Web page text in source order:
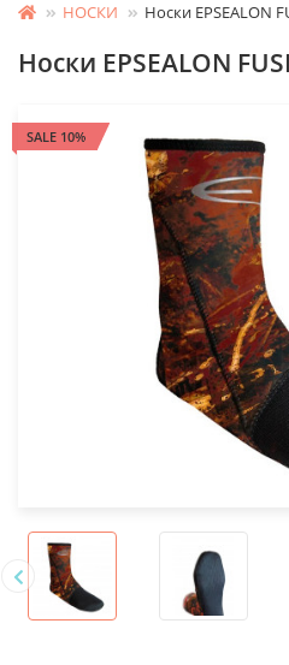
НОСКИ Носки EPSEALON
Носки EPSEALON
SALE 10%